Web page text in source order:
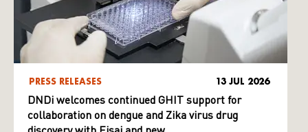
PRESS RELEASES 13 JUL 2026
DNDi welcomes continued GHIT support for
collaboration on dengue and Zika virus drug